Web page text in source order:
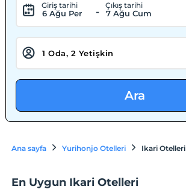
Giriş tarihi
6 Ağu Per -
Çıkış tarihi
7 Ağu Cum
Ara
Ana sayfa Yurihonjo Otelleri Ikari Otelleri
En Uygun Ikari Otelleri